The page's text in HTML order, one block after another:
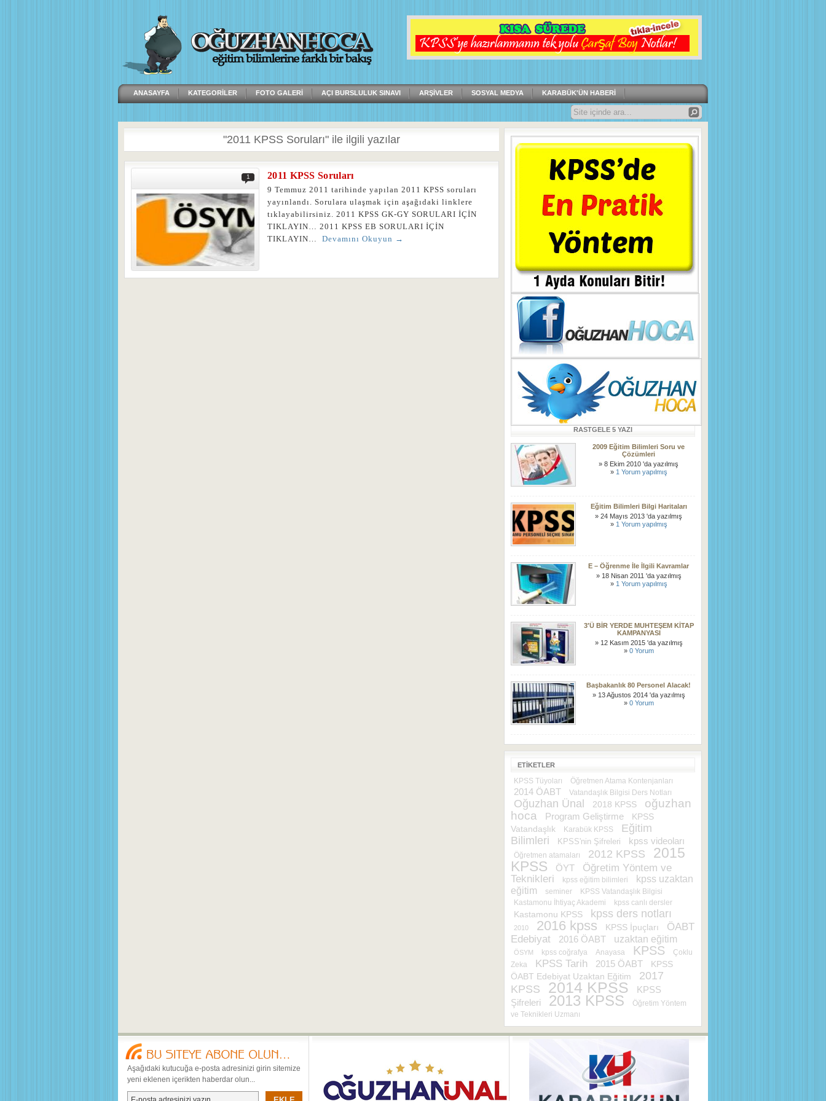
ANASAYFA KATEGORILER FOTO GALERI AÇI BURSLULUK SINAVI ARŞIVLER SOSYAL MEDYA KARABÜK'ÜN HABERI
"2011 KPSS Soruları" ile ilgili yazılar
1 2011 KPSS Soruları
9 Temmuz 2011 tarihinde yapılan 2011 KPSS soruları
yayınlandı. Sorulara ulaşmak için aşağıdaki linklere
tıklayabilirsiniz. 2011 KPSS GK-GY SORULARI İÇİN
TIKLAYIN… 2011 KPSS EB SORULARI İÇİN
TIKLAYIN… Devamını Okuyun →
RASTGELE 5 YAZI
2009 Eğitim Bilimleri Soru ve
Çözümleri
» 8 Ekim 2010 'da yazılmış
» 1 Yorum yapılmış
Eğitim Bilimleri Bilgi Haritaları
» 24 Mayıs 2013 'da yazılmış
» 1 Yorum yapılmış
E – Öğrenme İle İlgili Kavramlar
» 18 Nisan 2011 'da yazılmış
» 1 Yorum yapılmış
3′Ü BİR YERDE MUHTEŞEM KİTAP
KAMPANYASI
» 12 Kasım 2015 'da yazılmış
» 0 Yorum
Başbakanlık 80 Personel Alacak!
» 13 Ağustos 2014 'da yazılmış
» 0 Yorum
ETIKETLER
KPSS Tüyoları Öğretmen Atama Kontenjanları
2014 ÖABT Vatandaşlık Bilgisi Ders Notları
Oğuzhan Ünal 2018 KPSS
oğuzhan
hoca
Program Geliştirme
KPSS
Vatandaşlık
Karabük KPSS
Eğitim
Bilimleri
KPSS'nin Şifreleri kpss videoları
Öğretmen atamaları 2012 KPSS
2015
KPSS
ÖYT
Öğretim Yöntem ve
Teknikleri
kpss eğitim bilimleri
kpss uzaktan
eğitim
seminer KPSS Vatandaşlık Bilgisi
Kastamonu İhtiyaç Akademi kpss canlı dersler
Kastamonu KPSS kpss ders notları
2010 2016 kpss KPSS İpuçları
ÖABT
Edebiyat
2016 ÖABT uzaktan eğitim
ÖSYM kpss coğrafya Anayasa KPSS
Çoklu
Zeka
KPSS Tarih 2015 ÖABT
KPSS
ÖABT Edebiyat Uzaktan Eğitim
2017
KPSS
2014 KPSS
KPSS
Şifreleri
2013 KPSS
Öğretim Yöntem
ve Teknikleri Uzmanı
Aşağıdaki kutucuğa e-posta adresinizi girin sitemize
yeni eklenen içerikten haberdar olun...